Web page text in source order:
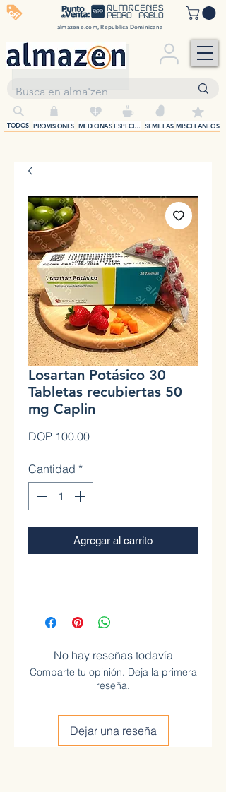
almazene.com, Republica Dominicana
off
+
PROVISIONES MEDICINAS SEMILLAS
ESPECIAS MISCELANEOS
TODOS
Losartan Potásico 30
Tabletas recubiertas 50
mg Caplin
DOP 100.00Precio
Cantidad *
Agregar al carrito
No hay reseñas todavía
Comparte tu opinión. Deja la primera
reseña.
Dejar una reseña